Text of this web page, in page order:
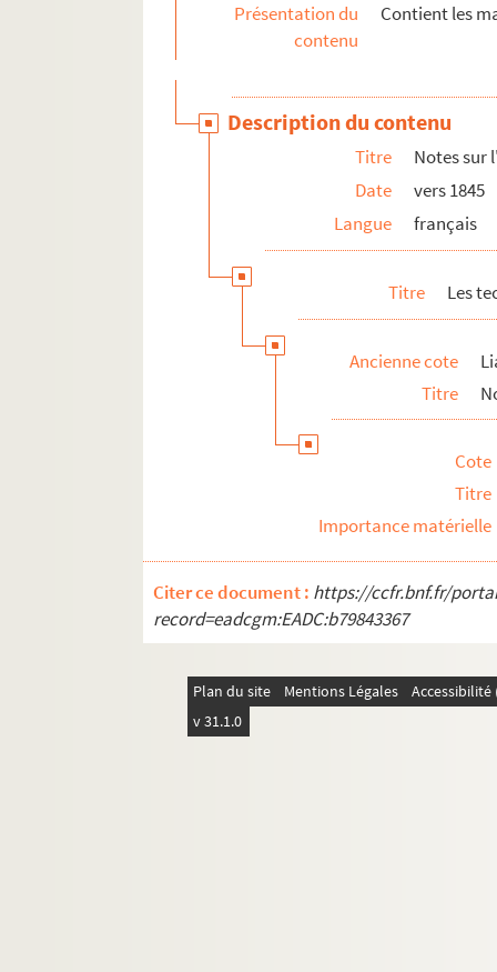
Présentation du
contenu
Contient les
Description du contenu
Titre
Notes sur
Date
vers 1845
Langue
français
Titre Les
Ancienne cote
Titre
Cote
Titre
Importance matérielle
Citer ce document : https://ccfr.bnf.fr/
record=eadcgm:EADC:b79843367
Plan du site Mentions Légales
v 31.1.0